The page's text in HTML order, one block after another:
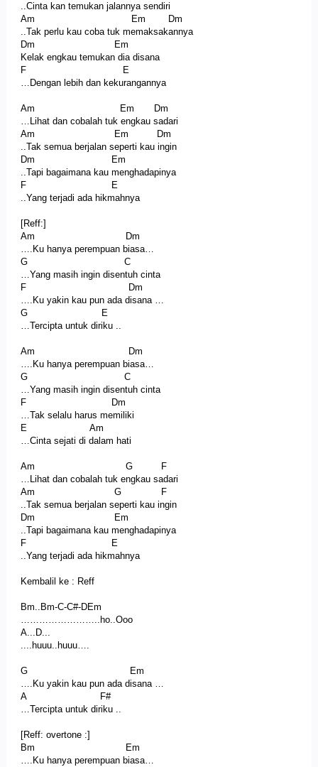
..Cinta kan temukan jalannya sendiri
Am Em Dm
..Tak perlu kau coba tuk memaksakannya
Dm Em
Kelak engkau temukan dia disana
F E
…Dengan lebih dan kekurangannya
Am Em Dm
…Lihat dan cobalah tuk engkau sadari
Am Em Dm
..Tak semua berjalan seperti kau ingin
Dm Em
..Tapi bagaimana kau menghadapinya
F E
..Yang terjadi ada hikmahnya
[Reff:]
Am Dm
….Ku hanya perempuan biasa…
G C
…Yang masih ingin disentuh cinta
F Dm
….Ku yakin kau pun ada disana …
G E
…Tercipta untuk diriku ..
Am Dm
….Ku hanya perempuan biasa…
G C
…Yang masih ingin disentuh cinta
F Dm
…Tak selalu harus memiliki
E Am
…Cinta sejati di dalam hati
Am G F
…Lihat dan cobalah tuk engkau sadari
Am G F
..Tak semua berjalan seperti kau ingin
Dm Em
..Tapi bagaimana kau menghadapinya
F E
..Yang terjadi ada hikmahnya
Kembalil ke : Reff
Bm..Bm-C-C#-DEm
……………………..ho..Ooo
A...D...
....huuu..huuu….
G Em
….Ku yakin kau pun ada disana …
A F#
…Tercipta untuk diriku ..
[Reff: overtone :]
Bm Em
….Ku hanya perempuan biasa…